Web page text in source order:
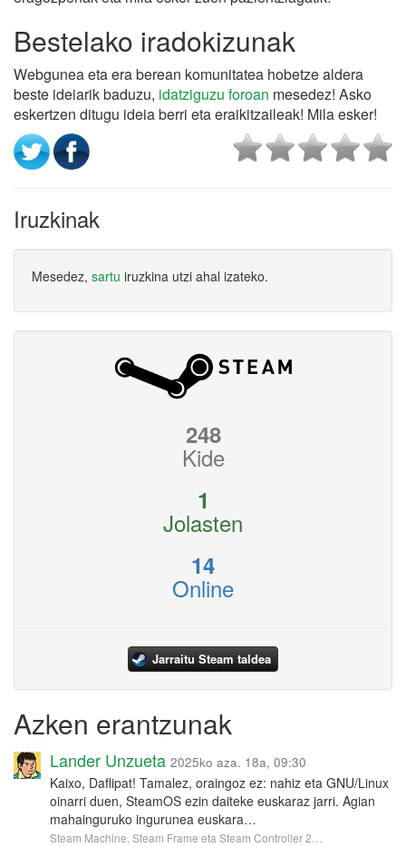
Bestelako iradokizunak
Webgunea eta era berean komunitatea hobetze aldera
beste ideiarik baduzu, idatziguzu foroan mesedez! Asko
eskertzen ditugu ideia berri eta eraikitzaileak! Mila esker!
Iruzkinak
Mesedez, sartu iruzkina utzi ahal izateko.
248
Kide
1
Jolasten
14
Online
Jarraitu Steam taldea
Azken erantzunak
Lander Unzueta 2025ko aza. 18a, 09:30
Kaixo, Daflipat! Tamalez, oraingoz ez: nahiz eta GNU/Linux
oinarri duen, SteamOS ezin daiteke euskaraz jarri. Agian
mahainguruko ingurunea euskara…
Steam Machine, Steam Frame eta Steam Controller 2…